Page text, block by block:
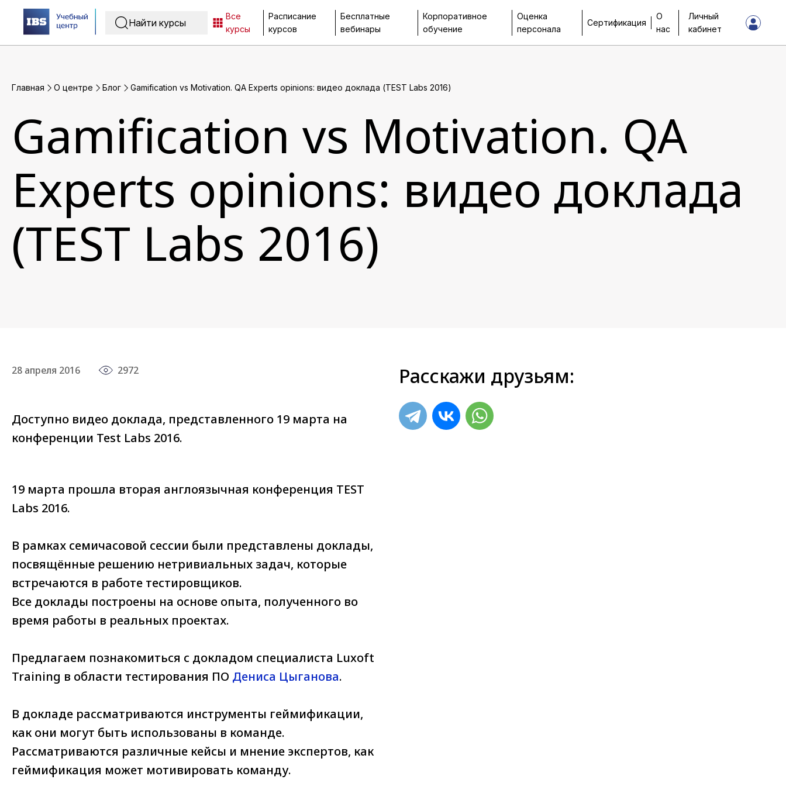
Все
курсы
Расписание
курсов
Бесплатные
вебинары
Корпоративное
обучение
Оценка
персонала
Сертификация
О
нас
Личный
кабинет
Главная O центре Блог Gamification vs Motivation. QA Experts opinions: видео доклада (TEST Labs 2016)
Gamification vs Motivation. QA
Experts opinions: видео доклада
(TEST Labs 2016)
28 апреля 2016 2972
Доступно видео доклада, представленного 19 марта на
конференции Test Labs 2016.
19 марта прошла вторая англоязычная конференция TEST
Labs 2016.
В рамках семичасовой сессии были представлены доклады,
посвящённые решению нетривиальных задач, которые
встречаются в работе тестировщиков.
Все доклады построены на основе опыта, полученного во
время работы в реальных проектах.
Предлагаем познакомиться с докладом специалиста Luxoft
Training в области тестирования ПО Дениса Цыганова.
В докладе рассматриваются инструменты геймификации,
как они могут быть использованы в команде.
Рассматриваются различные кейсы и мнение экспертов, как
геймификация может мотивировать команду.
Расскажи друзьям: